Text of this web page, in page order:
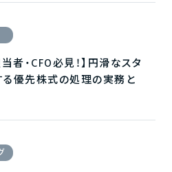
者・CFO必見！】円滑なスタ
優先株式の処理の実務と